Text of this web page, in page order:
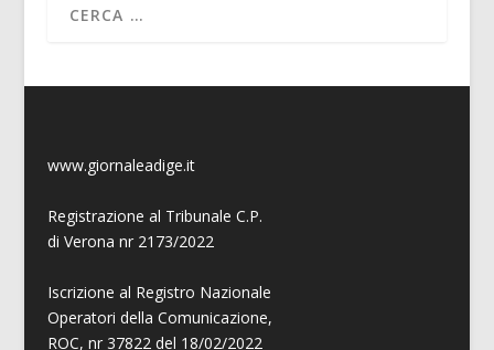
www.giornaleadige.it
Registrazione al Tribunale C.P.
di Verona nr 2173/2022
Iscrizione al Registro Nazionale
Operatori della Comunicazione,
ROC, nr 37822 del 18/02/2022